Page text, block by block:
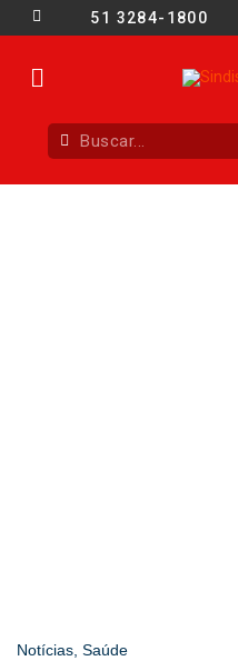
51 3284-1800
Notícias, Saúde